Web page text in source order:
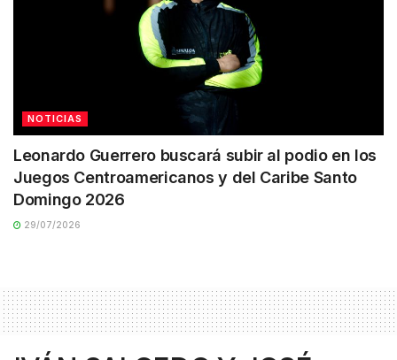
NOTICIAS
Leonardo Guerrero buscará subir al podio en los
Juegos Centroamericanos y del Caribe Santo
Domingo 2026
29/07/2026